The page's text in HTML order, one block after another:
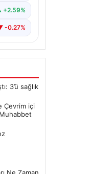
+2.59%
-0.27%
3’ü sağlık
Çevrim içi